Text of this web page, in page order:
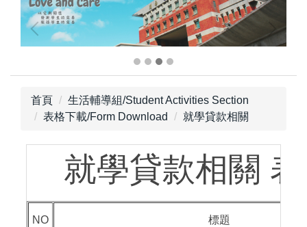
首頁
生活輔導組/Student Activities Section
表格下載/Form Download
就學貸款相關
就學貸款相關
NO 標題